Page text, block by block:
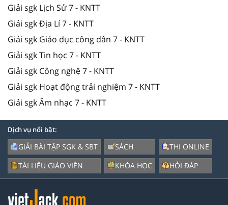
Giải sgk Lịch Sử 7 - KNTT
Giải sgk Địa Lí 7 - KNTT
Giải sgk Giáo dục công dân 7 - KNTT
Giải sgk Tin học 7 - KNTT
Giải sgk Công nghệ 7 - KNTT
Giải sgk Hoạt động trải nghiệm 7 - KNTT
Giải sgk Âm nhạc 7 - KNTT
Dịch vụ nổi bật:
GIẢI BÀI TẬP SGK & SBT
TÀI LIỆU GIÁO VIÊN
SÁCH
KHÓA HỌC
THI ONLINE
HỎI ĐÁP